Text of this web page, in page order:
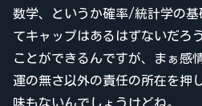
数学、というか確率/統計学の
てキャップはあるはずないだろ
ことができるんですが、まぁ感
運の無さ以外の責任の所在を押
味もないんでしょうけどね。